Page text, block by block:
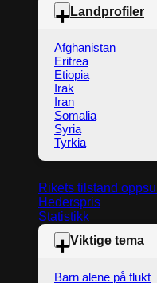
Landprofiler
Afghanistan
Eritrea
Etiopia
Irak
Iran
Somalia
Syria
Tyrkia
Rikets tilstand
Hederspris
Statistikk
Viktige tema
Barn alene på flukt